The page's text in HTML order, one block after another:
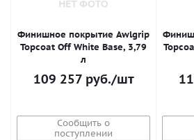
Финишное покрытие Awlgrip
Topcoat Off White Base, 3,79
л
109 257руб./шт
Сообщить о
поступлении